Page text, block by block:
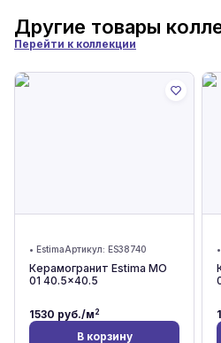
Другие товары
Перейти к коллекции
• EstimaАртикул: ES38740
Керамогранит Estima MO
01 40.5x40.5
1530 руб./м2
В корзину
•